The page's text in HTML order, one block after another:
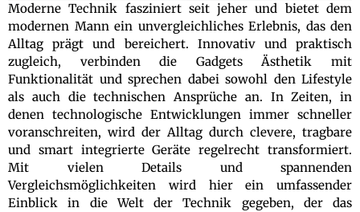
Moderne Technik fasziniert seit jeher und bietet dem
modernen Mann ein unvergleichliches Erlebnis, das den
Alltag prägt und bereichert. Innovativ und praktisch
zugleich, verbinden die Gadgets Ästhetik mit
Funktionalität und sprechen dabei sowohl den Lifestyle
als auch die technischen Ansprüche an. In Zeiten, in
denen technologische Entwicklungen immer schneller
voranschreiten, wird der Alltag durch clevere, tragbare
und smart integrierte Geräte regelrecht transformiert.
Mit vielen Details und spannenden
Vergleichsmöglichkeiten wird hier ein umfassender
Einblick in die Welt der Technik gegeben, der das